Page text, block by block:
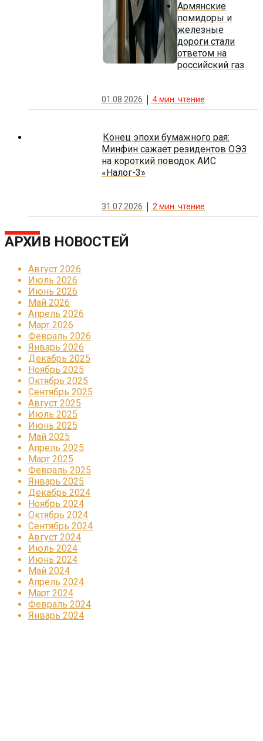
Армянские
помидоры и
железные
дороги стали
ответом на
российский газ
01.08.2026 4мин. чтение
Конец эпохи бумажного рая:
Минфин сажает резидентов ОЭЗ
на короткий поводок АИС
«Налог-3»
31.07.2026 2 мин. чтение
АРХИВ НОВОСТЕЙ
Август 2026
Июль 2026
Июнь 2026
Май 2026
Апрель 2026
Март 2026
Февраль 2026
Январь 2026
Декабрь 2025
Ноябрь 2025
Октябрь 2025
Сентябрь 2025
Август 2025
Июль 2025
Июнь 2025
Май 2025
Апрель 2025
Март 2025
Февраль 2025
Январь 2025
Декабрь 2024
Ноябрь 2024
Октябрь 2024
Сентябрь 2024
Август 2024
Июль 2024
Июнь 2024
Май 2024
Апрель 2024
Март 2024
Февраль 2024
Январь 2024